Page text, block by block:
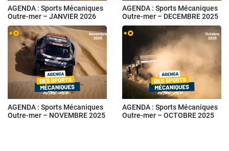
AGENDA : Sports Mécaniques
Outre-mer – JANVIER 2026
AGENDA : Sports Mécaniques
Outre-mer – DECEMBRE 2025
AGENDA : Sports Mécaniques
Outre-mer – NOVEMBRE 2025
AGENDA : Sports Mécaniques
Outre-mer – OCTOBRE 2025